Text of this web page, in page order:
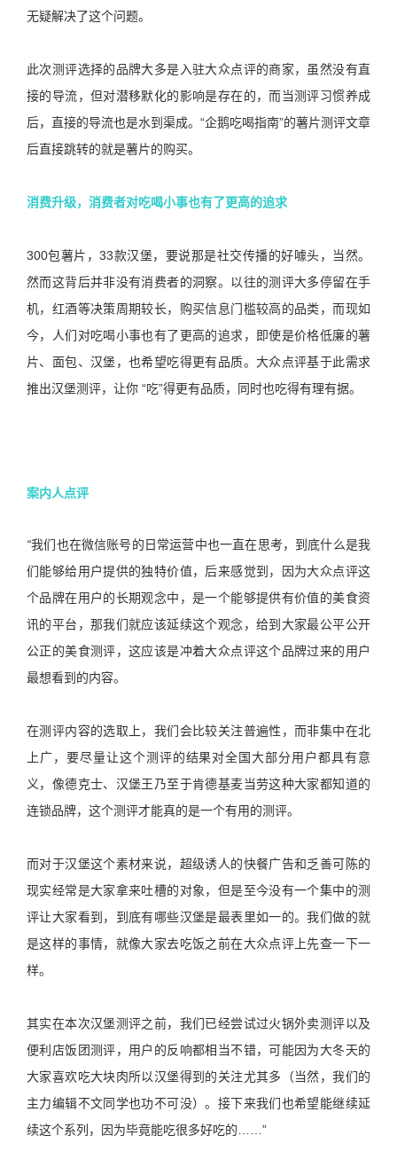
无疑解决了这个问题。
此次测评选择的品牌大多是入驻大众点评的商家，虽然没有直
接的导流，但对潜移默化的影响是存在的，而当测评习惯养成
后，直接的导流也是水到渠成。“企鹅吃喝指南”的薯片测评文章
后直接跳转的就是薯片的购买。
消费升级，消费者对吃喝小事也有了更高的追求
300包薯片，33款汉堡，要说那是社交传播的好噱头，当然。
然而这背后并非没有消费者的洞察。以往的测评大多停留在手
机，红酒等决策周期较长，购买信息门槛较高的品类，而现如
今，人们对吃喝小事也有了更高的追求，即使是价格低廉的薯
片、面包、汉堡，也希望吃得更有品质。大众点评基于此需求
推出汉堡测评，让你 “吃”得更有品质，同时也吃得有理有据。
案内人点评
“我们也在微信账号的日常运营中也一直在思考，到底什么是我
们能够给用户提供的独特价值，后来感觉到，因为大众点评这
个品牌在用户的长期观念中，是一个能够提供有价值的美食资
讯的平台，那我们就应该延续这个观念，给到大家最公平公开
公正的美食测评，这应该是冲着大众点评这个品牌过来的用户
最想看到的内容。
在测评内容的选取上，我们会比较关注普遍性，而非集中在北
上广，要尽量让这个测评的结果对全国大部分用户都具有意
义，像德克士、汉堡王乃至于肯德基麦当劳这种大家都知道的
连锁品牌，这个测评才能真的是一个有用的测评。
而对于汉堡这个素材来说，超级诱人的快餐广告和乏善可陈的
现实经常是大家拿来吐槽的对象，但是至今没有一个集中的测
评让大家看到，到底有哪些汉堡是最表里如一的。我们做的就
是这样的事情，就像大家去吃饭之前在大众点评上先查一下一
样。
其实在本次汉堡测评之前，我们已经尝试过火锅外卖测评以及
便利店饭团测评，用户的反响都相当不错，可能因为大冬天的
大家喜欢吃大块肉所以汉堡得到的关注尤其多（当然，我们的
主力编辑不文同学也功不可没）。接下来我们也希望能继续延
续这个系列，因为毕竟能吃很多好吃的……”